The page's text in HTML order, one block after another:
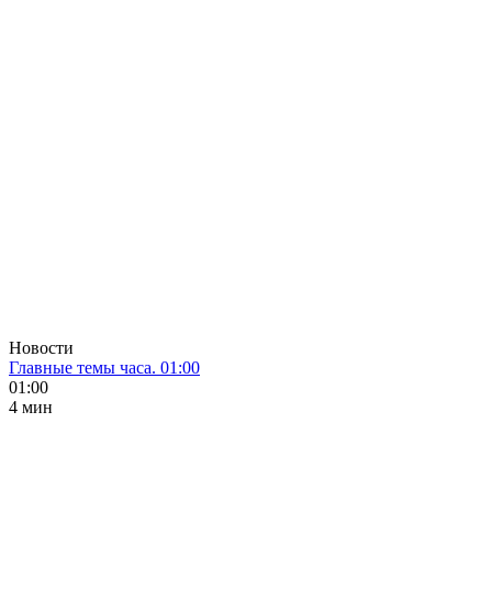
Новости
Главные темы часа. 01:00
01:00
4 мин